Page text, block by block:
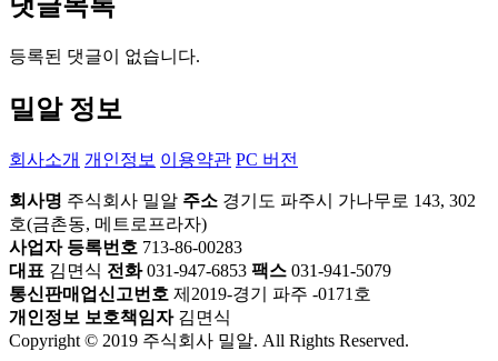
댓글목록
등록된 댓글이 없습니다.
밀알 정보
회사소개 개인정보 이용약관 PC 버전
회사명 주식회사 밀알 주소 경기도 파주시 가나무로 143, 302
호(금촌동, 메트로프라자)
사업자 등록번호 713-86-00283
대표 김면식 전화031-947-6853 팩스 031-941-5079
통신판매업신고번호 제2019-경기 파주 -0171호
개인정보 보호책임자김면식
Copyright © 2019 주식회사 밀알. All Rights Reserved.